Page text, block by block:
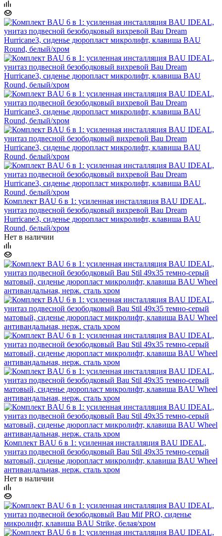
Комплект BAU 6 в 1: усиленная инсталляция BAU IDEAL,
унитаз подвесной безободковый вихревой Bau Dream
Hurricane3, сиденье дюропласт микролифт, клавиша BAU
Round, белый/хром
Нет в наличии
Комплект BAU 6 в 1: усиленная инсталляция BAU IDEAL,
унитаз подвесной безободковый Bau Stil 49х35 темно-серый
матовый, сиденье дюропласт микролифт, клавиша BAU Wheel
антивандальная, нерж. сталь хром
Нет в наличии